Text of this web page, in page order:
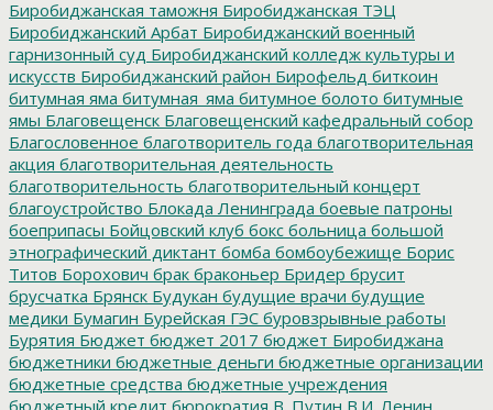
Биробиджанская таможня Биробиджанская ТЭЦ
Биробиджанский Арбат Биробиджанский военный
гарнизонный суд Биробиджанский колледж культуры и
искусств Биробиджанский район Бирофельд биткоин
битумная яма битумная_яма битумное болото битумные
ямы Благовещенск Благовещенский кафедральный собор
Благословенное благотворитель года благотворительная
акция благотворительная деятельность
благотворительность благотворительный концерт
благоустройство Блокада Ленинграда боевые патроны
боеприпасы Бойцовский клуб бокс больница большой
этнографический диктант бомба бомбоубежище Борис
Титов Борохович брак браконьер Бридер брусит
брусчатка Брянск Будукан будущие врачи будущие
медики Бумагин Бурейская ГЭС буровзрывные работы
Бурятия Бюджет бюджет 2017 бюджет Биробиджана
бюджетники бюджетные деньги бюджетные организации
бюджетные средства бюджетные учреждения
бюджетный кредит бюрократия В. Путин В.И. Ленин